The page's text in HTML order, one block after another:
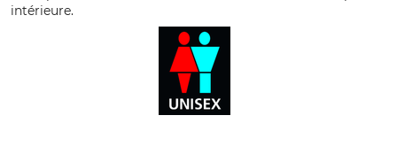
intérieure.